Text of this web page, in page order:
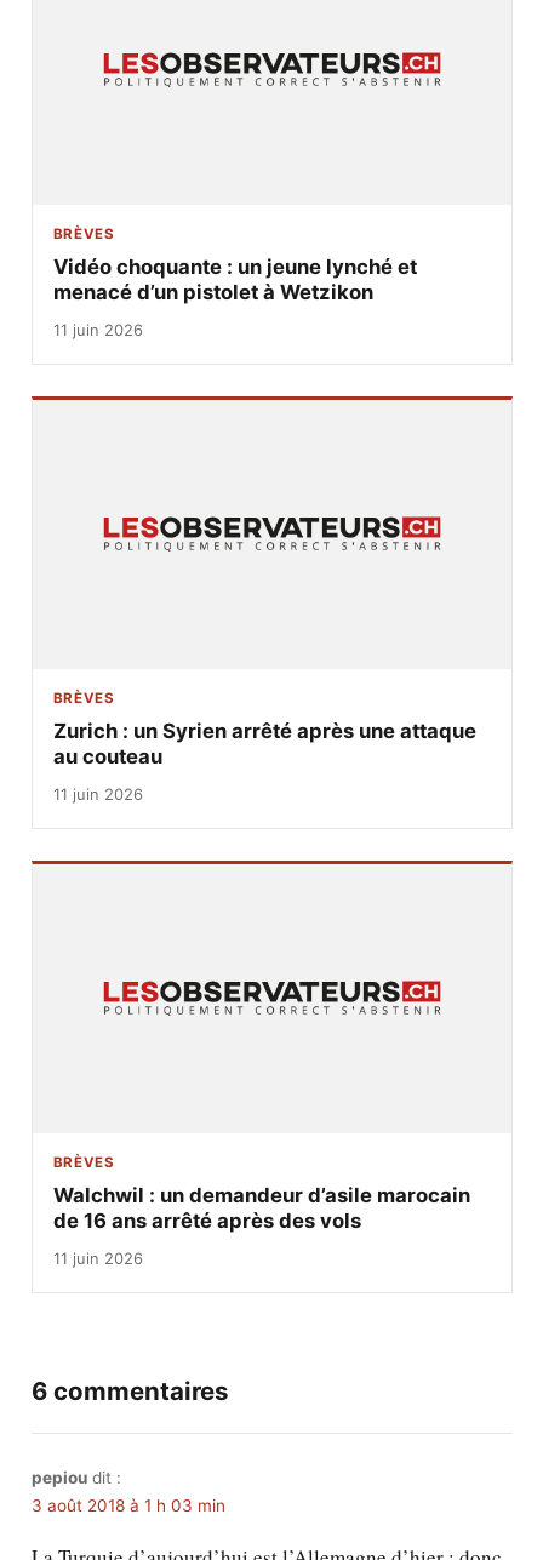
BRÈVES
Vidéo choquante : un jeune lynché et
menacé d’un pistolet à Wetzikon
11 juin 2026
BRÈVES
Zurich : un Syrien arrêté après une attaque
au couteau
11 juin 2026
BRÈVES
Walchwil : un demandeur d’asile marocain
de 16 ans arrêté après des vols
11 juin 2026
6 commentaires
pepiou dit :
3 août 2018 à 1 h 03 min